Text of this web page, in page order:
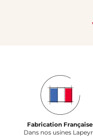
Fabrication Française
Dans nos usines